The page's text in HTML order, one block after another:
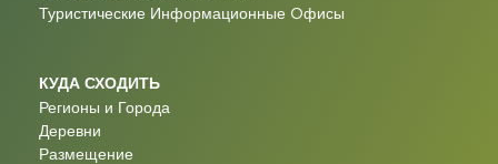
Туристические Информационные Oфисы
КУДА СХОДИТЬ
Регионы и Города
Деревни
Размещение